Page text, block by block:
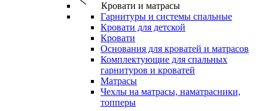
Кровати и матрасы
Гарнитуры и системы спальные
Кровати для детской
Кровати
Основания для кроватей и матрасов
Комплектующие для спальных
гарнитуров и кроватей
Матрасы
Чехлы на матрасы, наматрасники,
топперы